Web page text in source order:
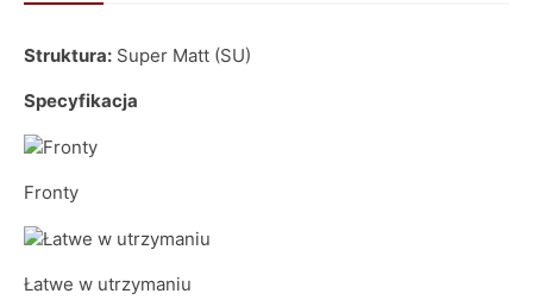
Struktura: Super Matt (SU)
Specyfikacja
Fronty
Łatwe w utrzymaniu